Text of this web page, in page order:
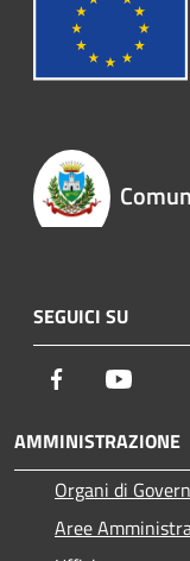
SEGUICI SU
Facebook
AMMINISTRAZIONE
Organi di
Aree